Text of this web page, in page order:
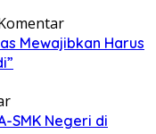
Mewajibkan Harus
SMK Negeri di